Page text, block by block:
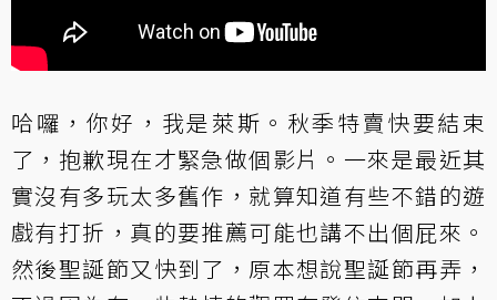
哈囉，你好，我是萊斯。秋季特賣快要結束
了，抱歉現在才緊急做個影片。一來是最近其
實沒有多玩太多舊作，就算知道有些不錯的遊
戲有打折，真的要推薦可能也講不出個屁來。
然後聖誕節又快到了，原本想說聖誕節再弄，